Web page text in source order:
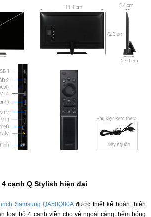
cạnh Q Stylish hiện đại
Samsung QA50Q80Ađược thiết kế hoàn thiện
loại bỏ 4 cạnh viền cho vẻ ngoài càng thêm bóng